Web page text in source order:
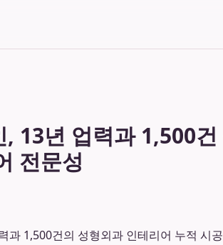
, 13년 업력과 1,500
전문성
과 1,500건의 성형외과 인테리어 누적 시